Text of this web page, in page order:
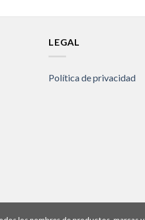
LEGAL
Política de privacidad